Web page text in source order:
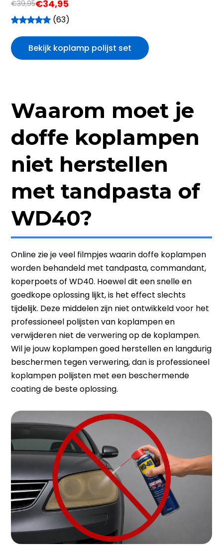
€39,95€34,95
(63)
Bekijk koplamp polijst set
Waarom moet je
doffe koplampen
niet herstellen
met tandpasta of
WD40?
Online zie je veel filmpjes waarin doffe koplampen
worden behandeld met tandpasta, commandant,
koperpoets of WD40. Hoewel dit een snelle en
goedkope oplossing lijkt, is het effect slechts
tijdelijk. Deze middelen zijn niet ontwikkeld voor het
professioneel polijsten van koplampen en
verwijderen niet de verwering op de koplampen.
Wil je jouw koplampen goed herstellen en langdurig
beschermen tegen verwering, dan is professioneel
koplampen polijsten met een beschermende
coating de beste oplossing.